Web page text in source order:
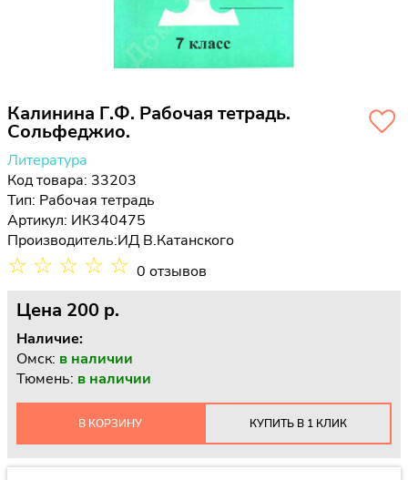
Калинина Г.Ф. Рабочая тетрадь.
Сольфеджио.
Литература
Код товара: 33203
Тип: Рабочая тетрадь
Артикул: ИК340475
Производитель:ИД В.Катанского
☆ ☆ ☆ ☆ ☆ 0 отзывов
Цена 200 p.
Наличие:
Омск: в наличии
Тюмень: в наличии
В КОРЗИНУ КУПИТЬ В 1 КЛИК